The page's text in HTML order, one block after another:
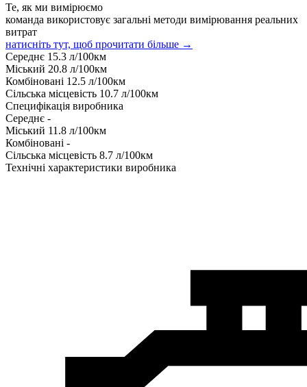
Те, як ми вимірюємо
команда використовує загальні методи вимірювання реальних
витрат
натисніть тут, щоб прочитати більше →
Середнє 15.3 л/100км
Міський 20.8 л/100км
Комбіновані 12.5 л/100км
Сільська місцевість 10.7 л/100км
Специфікація виробника
Середнє -
Міський 11.8 л/100км
Комбіновані -
Сільська місцевість 8.7 л/100км
Технічні характеристики виробника